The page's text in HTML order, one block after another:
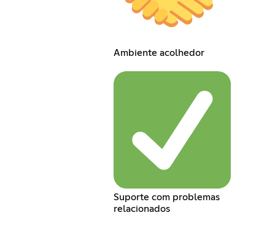
Ambiente acolhedor
Suporte com problemas
relacionados